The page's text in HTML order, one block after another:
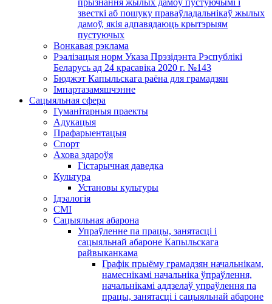
прызнання жылых дамоў пустуючымі і
звесткі аб пошуку праваўладальнікаў жылых
дамоў, якія адпавядаюць крытэрыям
пустуючых
Вонкавая рэклама
Рэалізацыя норм Указа Прэзідэнта Рэспублікі
Беларусь ад 24 красавіка 2020 г. №143
Бюджэт Капыльскага раёна для грамадзян
Імпартазамяшчэнне
Сацыяльная сфера
Гуманітарныя праекты
Адукацыя
Прафарыентацыя
Спорт
Ахова здароўя
Гістарычная даведка
Культура
Установы культуры
Ідэалогія
СМІ
Сацыяльная абарона
Упраўленне па працы, занятасці і
сацыяльнай абароне Капыльскага
райвыканкама
Графік прыёму грамадзян начальнікам,
намеснікамі начальніка ўпраўлення,
начальнікамі аддзелаў упраўлення па
працы, занятасці і сацыяльнай абароне